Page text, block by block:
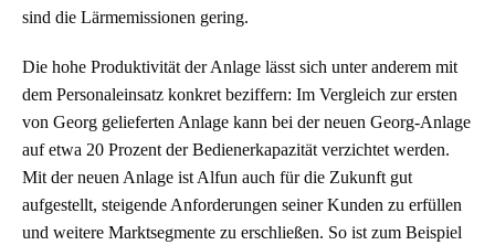
sind die Lärmemissionen gering.
Die hohe Produktivität der Anlage lässt sich unter anderem mit
dem Personaleinsatz konkret beziffern: Im Vergleich zur ersten
von Georg gelieferten Anlage kann bei der neuen Georg-Anlage
auf etwa 20 Prozent der Bedienerkapazität verzichtet werden.
Mit der neuen Anlage ist Alfun auch für die Zukunft gut
aufgestellt, steigende Anforderungen seiner Kunden zu erfüllen
und weitere Marktsegmente zu erschließen. So ist zum Beispiel